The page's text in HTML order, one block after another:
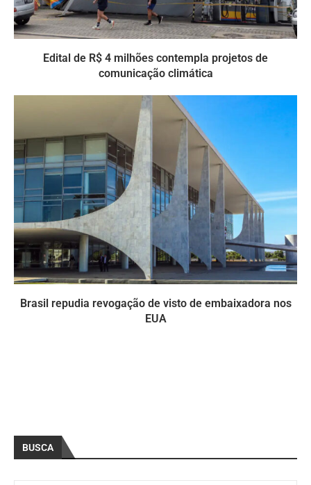
Edital de R$ 4 milhões contempla projetos de
comunicação climática
Brasil repudia revogação de visto de embaixadora nos
EUA
BUSCA